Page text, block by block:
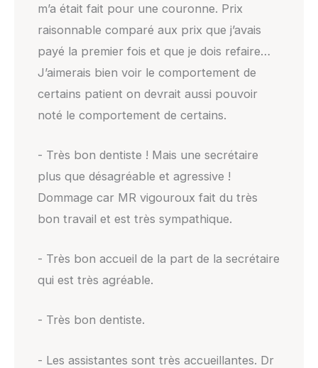
m’a était fait pour une couronne. Prix
raisonnable comparé aux prix que j’avais
payé la premier fois et que je dois refaire…
J’aimerais bien voir le comportement de
certains patient on devrait aussi pouvoir
noté le comportement de certains.
- Très bon dentiste ! Mais une secrétaire
plus que désagréable et agressive !
Dommage car MR vigouroux fait du très
bon travail et est très sympathique.
- Très bon accueil de la part de la secrétaire
qui est très agréable.
- Très bon dentiste.
- Les assistantes sont très accueillantes. Dr